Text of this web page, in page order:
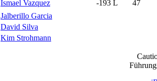
Ismael Vazquez -193 L
47
Jalberillo Garcia
David Silva
Kim Strohmann